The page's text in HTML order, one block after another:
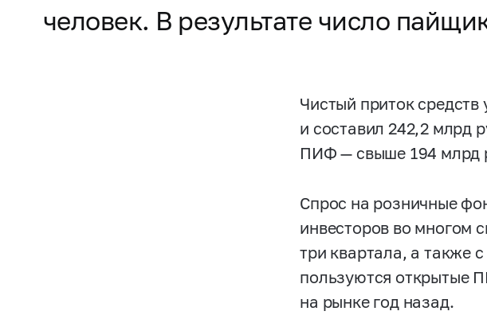
человек. В результате число
Чистый приток средств
и составил 242,2 млрд
ПИФ — свыше 194 млрд
Спрос на розничные
инвесторов во многом
три квартала, а также
пользуются открытые
на рынке год назад.